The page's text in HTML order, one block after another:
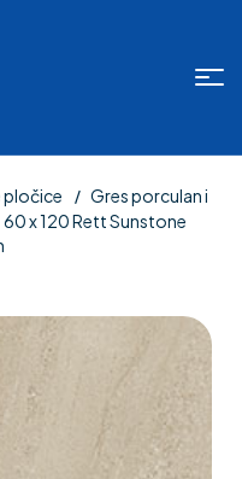
pločice
Gres porculan i
60 x 120 Rett Sunstone